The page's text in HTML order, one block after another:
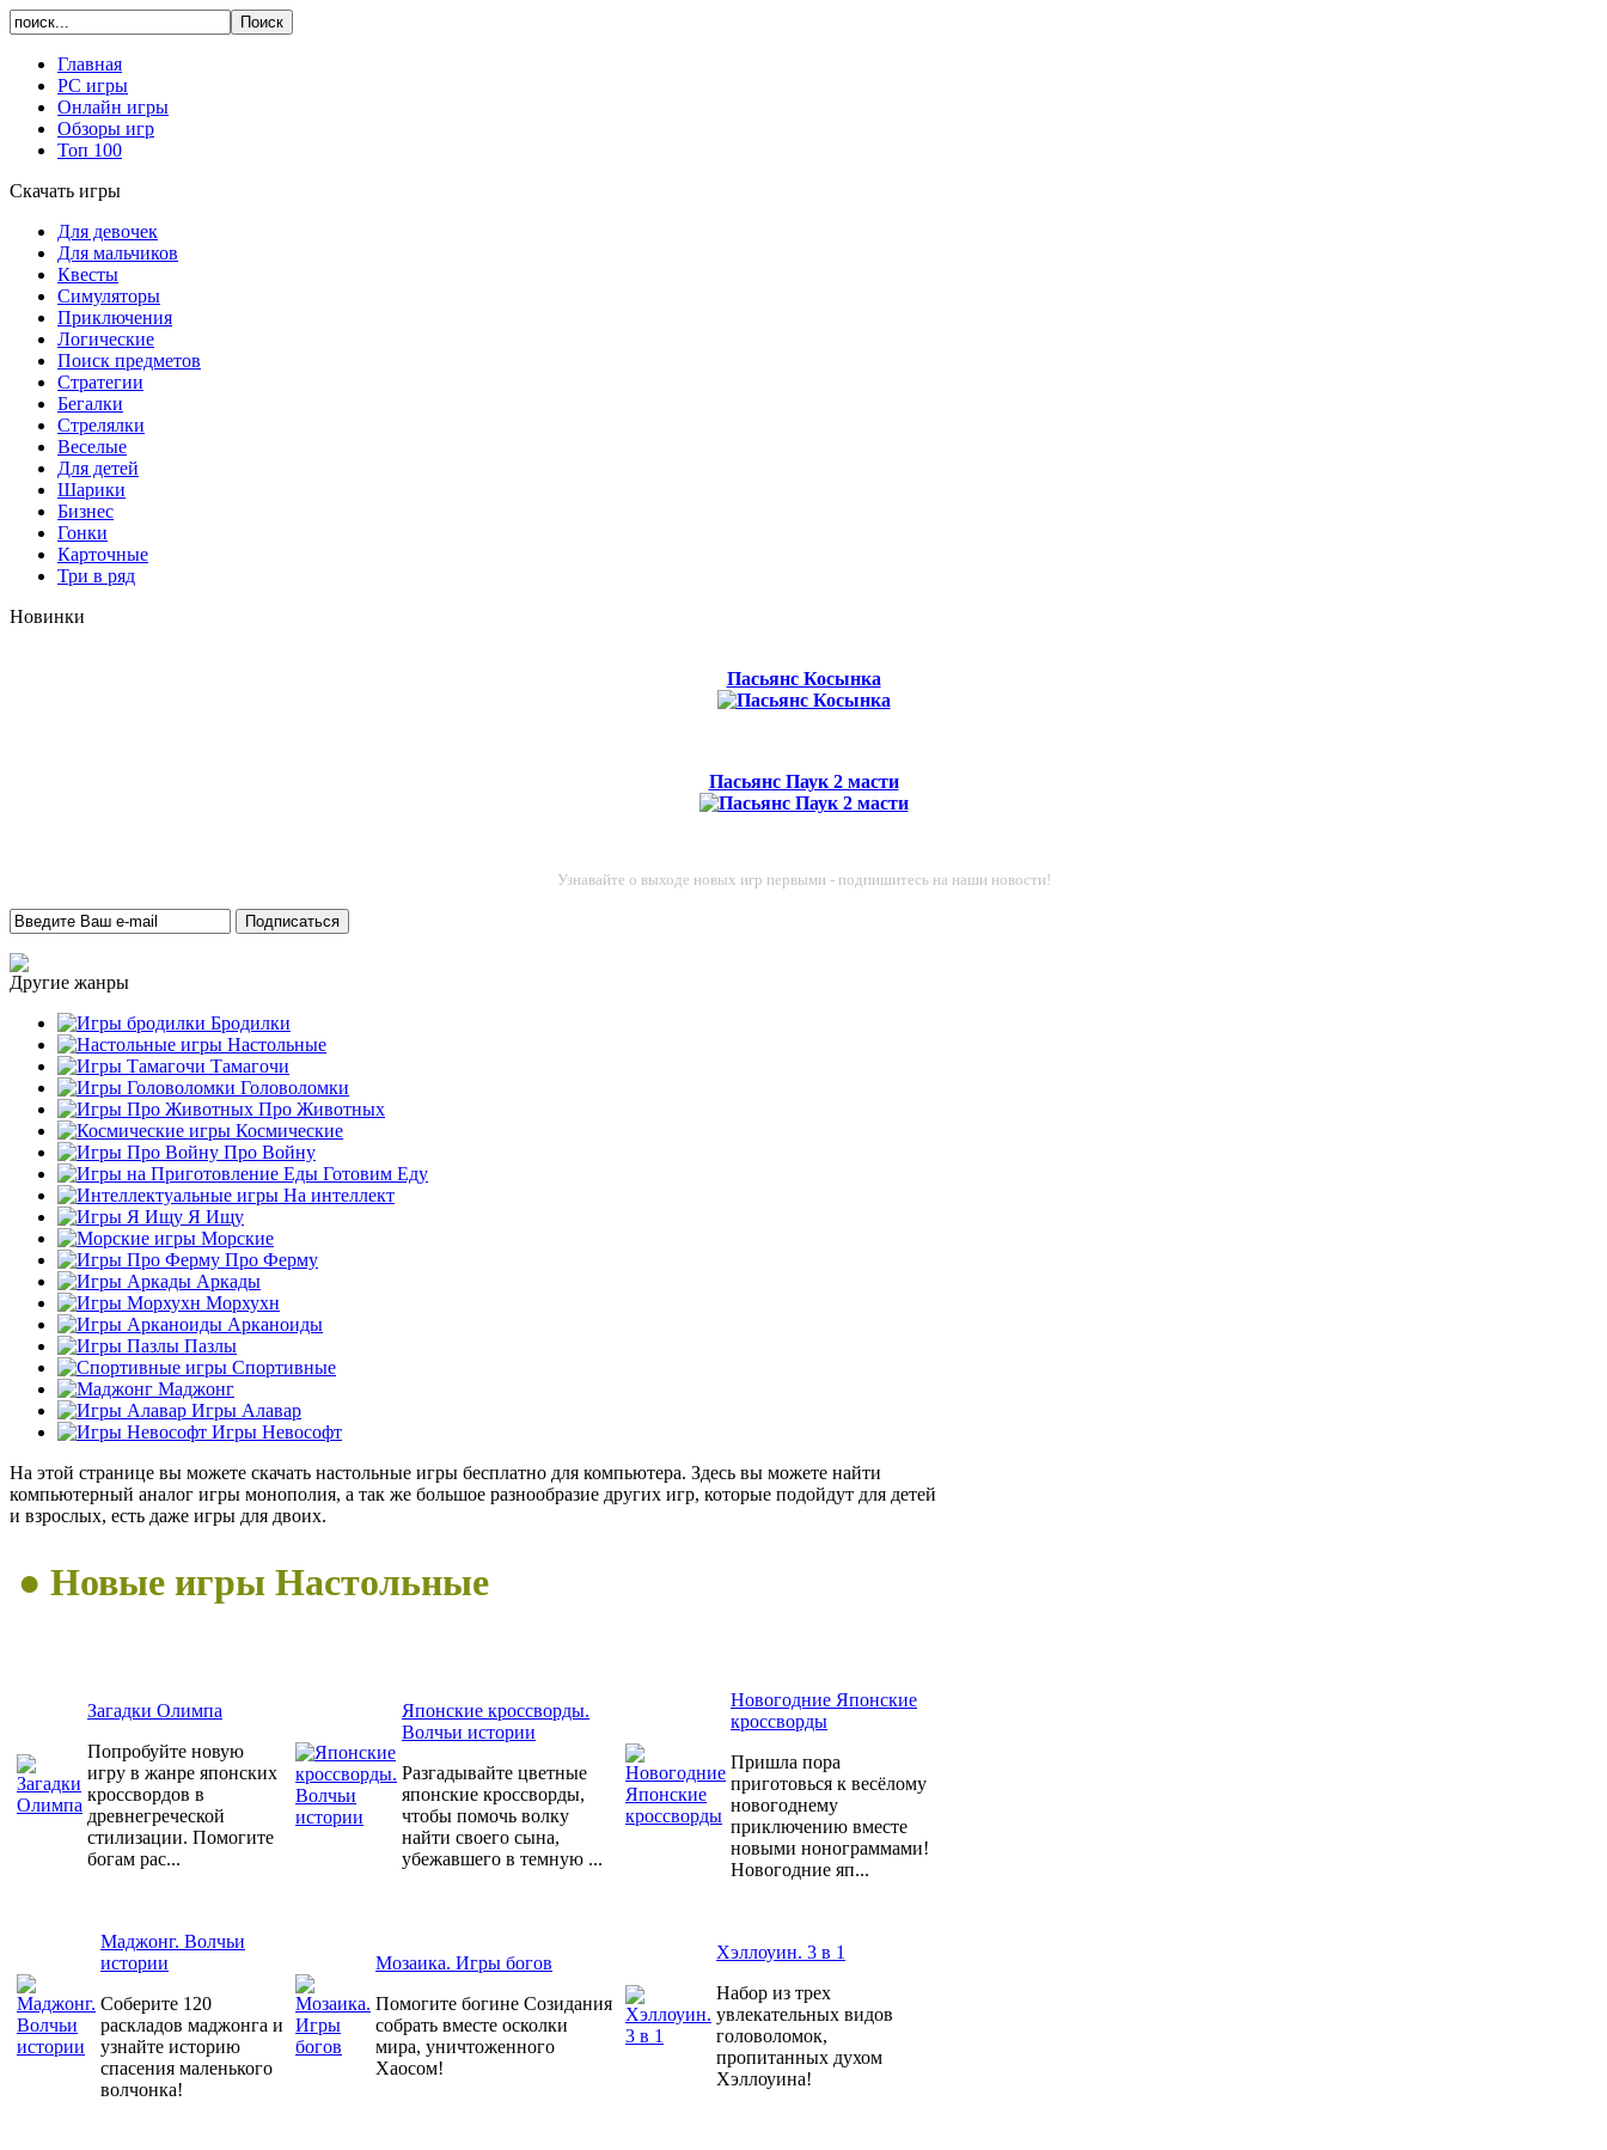
Главная
PC игры
Онлайн игры
Обзоры игр
Топ 100
Скачать игры
Для девочек
Для мальчиков
Квесты
Симуляторы
Приключения
Логические
Поиск предметов
Стратегии
Бегалки
Стрелялки
Веселые
Для детей
Шарики
Бизнес
Гонки
Карточные
Три в ряд
Новинки
Пасьянс Косынка
Пасьянс Паук 2 масти
Узнавайте о выходе новых игр первыми - подпишитесь на наши новости!
Другие жанры
Бродилки
Настольные
Тамагочи
Головоломки
Про Животных
Космические
Про Войну
Готовим Еду
На интеллект
Я Ищу
Морские
Про Ферму
Аркады
Морхухн
Арканоиды
Пазлы
Спортивные
Маджонг
Игры Алавар
Игры Невософт
На этой странице вы можете скачать настольные игры бесплатно для компьютера. Здесь вы можете найти
компьютерный аналог игры монополия, а так же большое разнообразие других игр, которые подойдут для детей
и взрослых, есть даже игры для двоих.
● Новые игры Настольные
Загадки Олимпа
Попробуйте новую
игру в жанре японских
кроссвордов в
древнегреческой
стилизации. Помогите
богам рас...
Японские кроссворды.
Волчьи истории
Разгадывайте цветные
японские кроссворды,
чтобы помочь волку
найти своего сына,
убежавшего в темную ...
Новогодние Японские
кроссворды
Пришла пора
приготовься к весёлому
новогоднему
приключению вместе
новыми нонограммами!
Новогодние яп...
Маджонг. Волчьи
истории
Соберите 120
раскладов маджонга и
узнайте историю
спасения маленького
волчонка!
Мозаика. Игры богов
Помогите богине Созидания
собрать вместе осколки
мира, уничтоженного
Хаосом!
Хэллоуин. 3 в 1
Набор из трех
увлекательных видов
головоломок,
пропитанных духом
Хэллоуина!